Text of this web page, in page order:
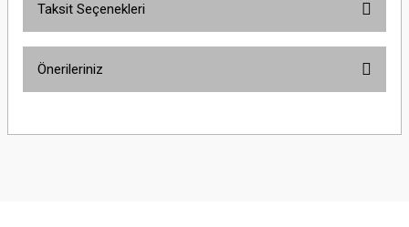
Taksit Seçenekleri
Önerileriniz
yetersiz gördüğünüz noktaları öneri formunu kullanarak tarafımıza